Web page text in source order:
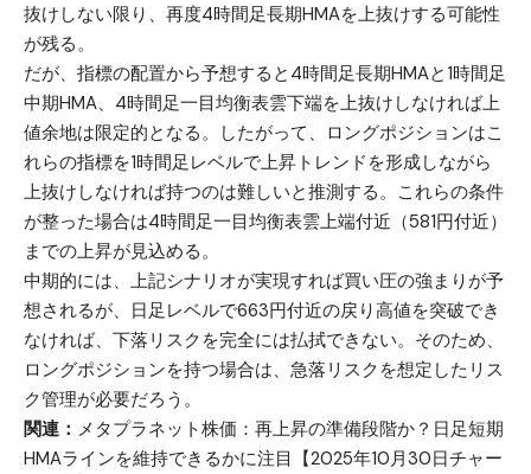
抜けしない限り、再度4時間足長期HMAを上抜けする可能性
が残る。
だが、指標の配置から予想すると4時間足長期HMAと1時間足
中期HMA、4時間足一目均衡表雲下端を上抜けしなければ上
値余地は限定的となる。したがって、ロングポジションはこ
れらの指標を1時間足レベルで上昇トレンドを形成しながら
上抜けしなければ持つのは難しいと推測する。これらの条件
が整った場合は4時間足一目均衡表雲上端付近（581円付近）
までの上昇が見込める。
中期的には、上記シナリオが実現すれば買い圧の強まりが予
想されるが、日足レベルで663円付近の戻り高値を突破でき
なければ、下落リスクを完全には払拭できない。そのため、
ロングポジションを持つ場合は、急落リスクを想定したリス
ク管理が必要だろう。
関連： メタプラネット株価：再上昇の準備段階か？日足短期
HMAラインを維持できるかに注目【2025年10月30日チャー